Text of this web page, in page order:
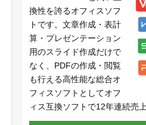
換性を誇るオフィスソフ
トです。文章作成・表計
算・プレゼンテーション
用のスライド作成だけで
なく、PDFの作成・閲覧
も行える高性能な総合オ
フィスソフトとしてオフ
ィス互換ソフトで12年連続売